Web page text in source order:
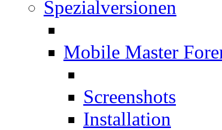
Spezialversionen
Mobile Master
Screenshots
Installation